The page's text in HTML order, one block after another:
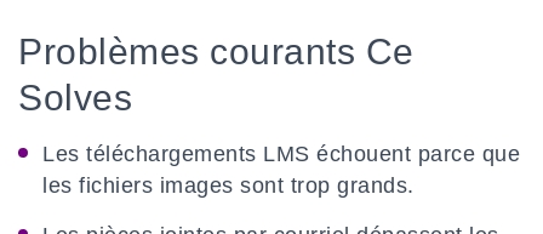
Problèmes courants Ce
Solves
Les téléchargements LMS échouent parce que
les fichiers images sont trop grands.